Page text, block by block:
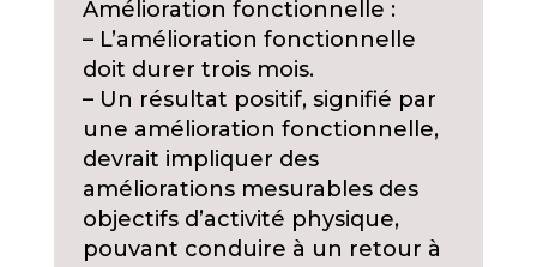
Amélioration fonctionnelle :
– L’amélioration fonctionnelle
doit durer trois mois.
– Un résultat positif, signifié par
une amélioration fonctionnelle,
devrait impliquer des
améliorations mesurables des
objectifs d’activité physique,
pouvant conduire à un retour à